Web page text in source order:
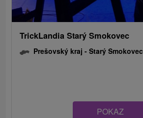
TrickLandia Starý Smokovec
Prešovský kraj -Starý Smokovec
POKAZ